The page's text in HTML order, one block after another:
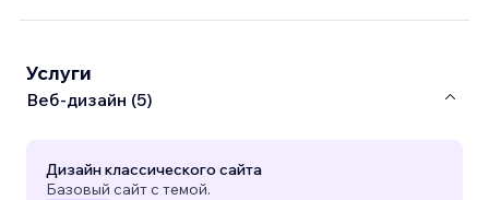
Услуги
Веб-дизайн (5)
Дизайн классического сайта
Базовый сайт с темой.